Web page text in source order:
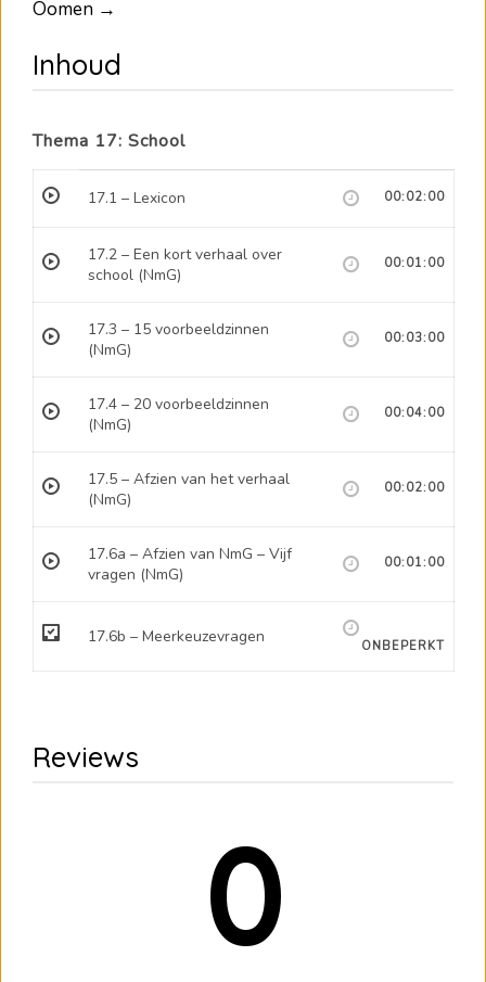
Oomen →
Inhoud
Thema 17: School
17.1 – Lexicon 00:02:00
17.2 – Een kort verhaal over
school (NmG)
00:01:00
17.3 – 15 voorbeeldzinnen
(NmG)
00:03:00
17.4 – 20 voorbeeldzinnen
(NmG)
00:04:00
17.5 – Afzien van het verhaal
(NmG)
00:02:00
17.6a – Afzien van NmG – Vijf
vragen (NmG)
00:01:00
17.6b – Meerkeuzevragen ONBEPERKT
Reviews
0